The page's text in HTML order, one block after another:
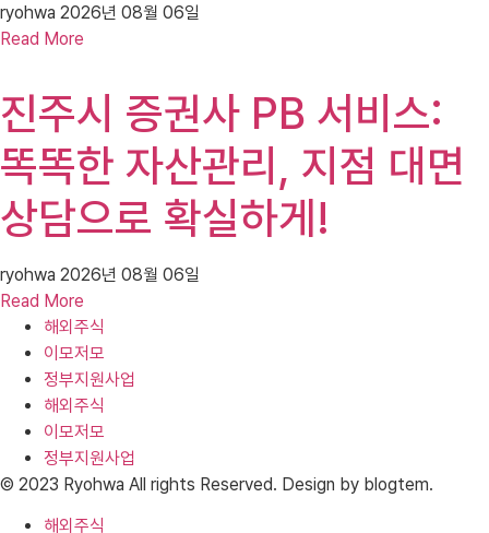
ryohwa 2026년 08월 06일
Read More
진주시 증권사 PB 서비스:
똑똑한 자산관리, 지점 대면
상담으로 확실하게!
ryohwa 2026년 08월 06일
Read More
해외주식
이모저모
정부지원사업
해외주식
이모저모
정부지원사업
© 2023 Ryohwa All rights Reserved. Design by blogtem.
해외주식